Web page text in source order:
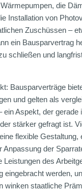
die
Installation von
Zuschüssen –
ein Bausparvertrag
schließen und
Bausparverträge
und gelten als
ein Aspekt, der gerade
stärker gefragt ist.
flexible Gestaltung,
Anpassung der
des
eingebracht werden,
winken staatliche